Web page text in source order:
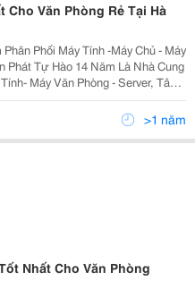
Cho Văn Phòng Rẻ Tại Hà
Phối Máy Tính -Máy Chủ - Máy
Máy Văn Phòng - Server, Tân
Mang Tới Cho Quý Khách
Mức Giá Rẻ Nhất Hà Nội, >1 năm
Nhất Cho Văn Phòng